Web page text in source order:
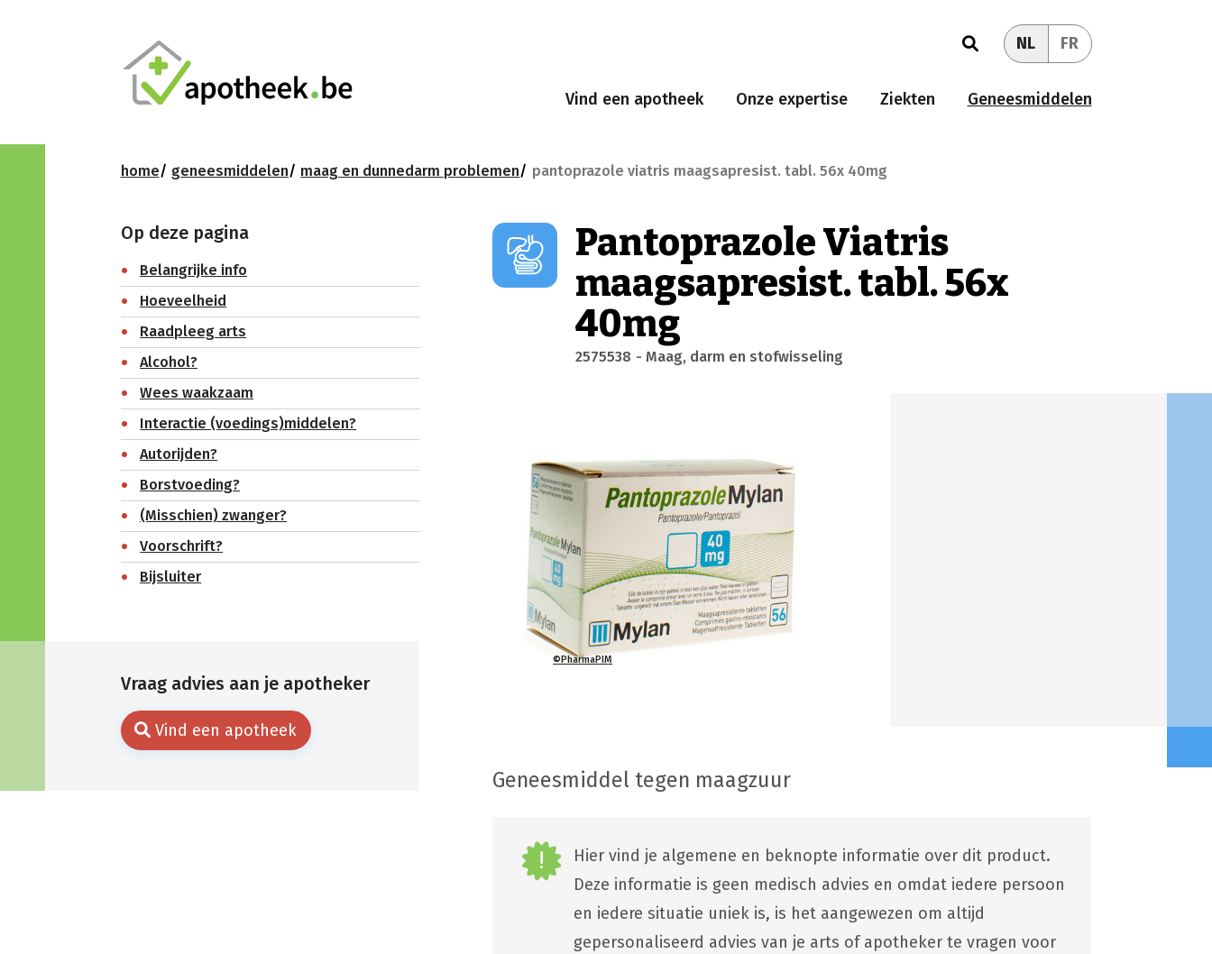
NL FR
Vind een apotheek Onze expertise Ziekten Geneesmiddelen
home geneesmiddelen maag en dunnedarm problemen pantoprazole viatris maagsapresist. tabl. 56x 40mg
Vraag advies aan je apotheker
Vind een apotheek
Op deze pagina
Belangrijke info
Hoeveelheid
Raadpleeg arts
Alcohol?
Wees waakzaam
Interactie (voedings)middelen?
Autorijden?
Borstvoeding?
(Misschien) zwanger?
Voorschrift?
Bijsluiter
Pantoprazole Viatris
maagsapresist. tabl. 56x
40mg
2575538 - Maag, darm en stofwisseling
©PharmaPIM
Geneesmiddel tegen maagzuur
Hier vind je algemene en beknopte informatie over dit product.
Deze informatie is geen medisch advies en omdat iedere persoon
en iedere situatie uniek is, is het aangewezen om altijd
gepersonaliseerd advies van je arts of apotheker te vragen voor